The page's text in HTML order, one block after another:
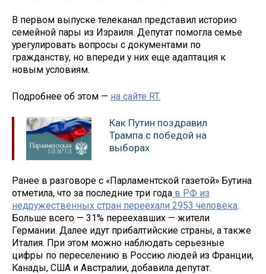
В первом выпуске телеканал представил историю
семейной пары из Израиля. Депутат помогла семье
урегулировать вопросы с документами по
гражданству, но впереди у них еще адаптация к
новым условиям.
Подробнее об этом — на сайте RT.
Как Путин поздравил
Трампа с победой на
выборах
Ранее в разговоре с «Парламентской газетой» Бутина
отметила, что за последние три года в РФ из
недружественных стран переехали 2953 человека.
Больше всего — 31% переехавших — жители
Германии. Далее идут прибалтийские страны, а также
Италия. При этом можно наблюдать серьезные
цифры по переселению в Россию людей из Франции,
Канады, США и Австралии, добавила депутат.